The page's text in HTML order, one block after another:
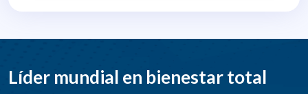
Líder mundial en bienestar total